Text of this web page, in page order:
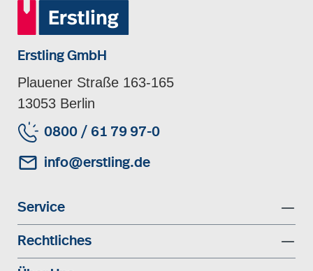
Erstling GmbH
Plauener Straße 163-165
13053 Berlin
0800 / 61 79 97-0
info@erstling.de
Service
Rechtliches